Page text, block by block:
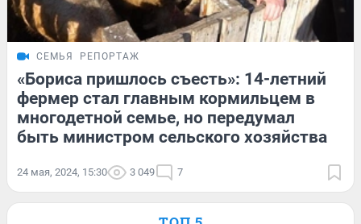
СЕМЬЯ РЕПОРТАЖ
«Бориса пришлось съесть»: 14-летний
фермер стал главным кормильцем в
многодетной семье, но передумал
быть министром сельского хозяйства
24 мая, 2024, 15:30 3 049 7